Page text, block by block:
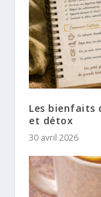
Les bienfaits
et détox
30 avril 2026